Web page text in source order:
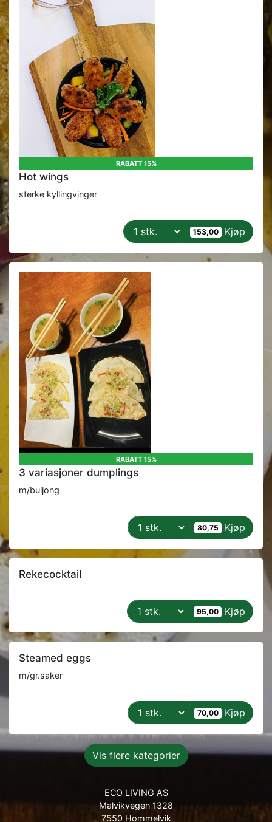
RABATT 15%
Hot wings
sterke kyllingvinger
153,00 Kjøp
RABATT 15%
3 variasjoner dumplings
m/buljong
80,75 Kjøp
Rekecocktail
95,00 Kjøp
Steamed eggs
m/gr.saker
70,00 Kjøp
Vis flere kategorier
ECO LIVING AS
Malvikvegen 1328
7550 Hommelvik